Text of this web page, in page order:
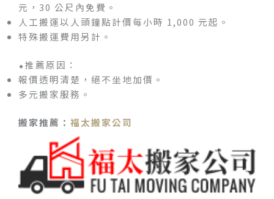
元，30 公尺內免費。
人工搬運以人頭鐘點計價每小時 1,000 元起。
特殊搬運費用另計。
⬥推薦原因：
報價透明清楚，絕不坐地加價。
多元搬家服務。
搬家推薦： 福太搬家公司